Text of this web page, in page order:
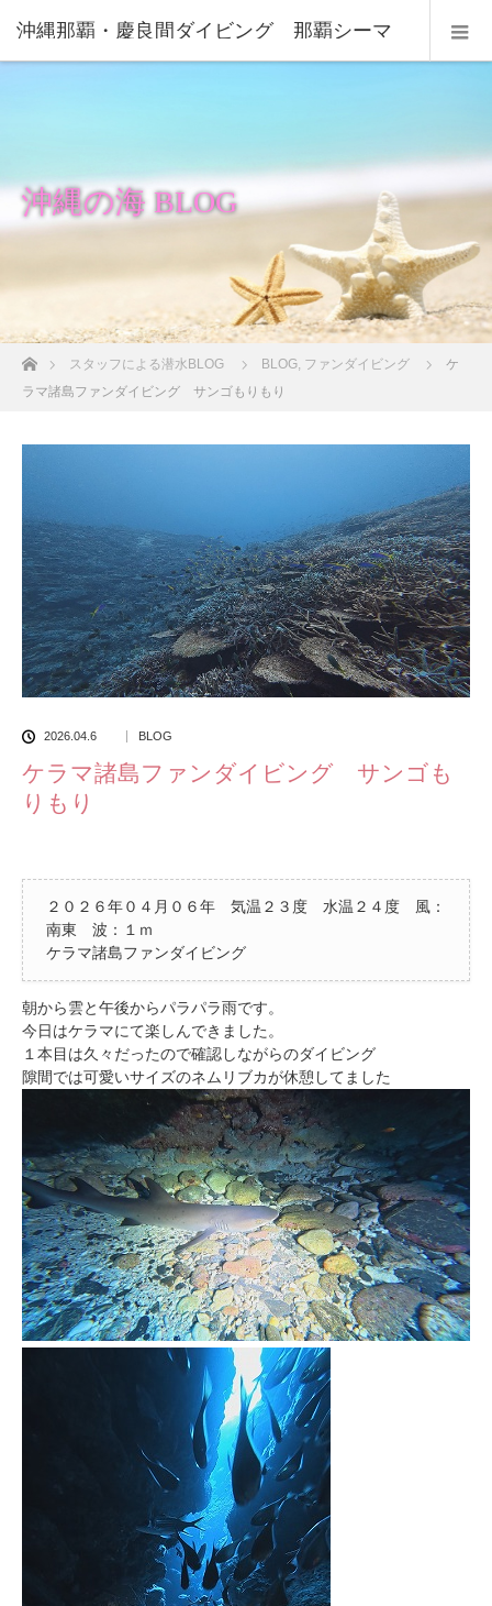
沖縄那覇・慶良間ダイビング 那覇シーマ
沖縄の海 BLOG
ホームスタッフによる潜水BLOG BLOG, ファンダイビング
ケ
ラマ諸島ファンダイビング サンゴもりもり
2026.04.6 BLOG
ケラマ諸島ファンダイビング サンゴも
りもり
２０２６年０４月０６年 気温２３度 水温２４度 風：
南東 波：１ｍ
ケラマ諸島ファンダイビング
朝から雲と午後からパラパラ雨です。
今日はケラマにて楽しんできました。
１本目は久々だったので確認しながらのダイビング
隙間では可愛いサイズのネムリブカが休憩してました